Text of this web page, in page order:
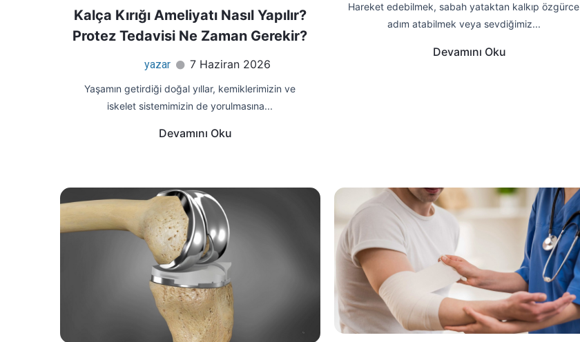
Kalça Kırığı Ameliyatı Nasıl Yapılır?
Protez Tedavisi Ne Zaman Gerekir?
yazar 7 Haziran 2026
Yaşamın getirdiği doğal yıllar, kemiklerimizin ve
iskelet sistemimizin de yorulmasına...
Devamını Oku
Hareket edebilmek, sabah yataktan kalkıp özgürce
adım atabilmek veya sevdiğimiz...
Devamını Oku